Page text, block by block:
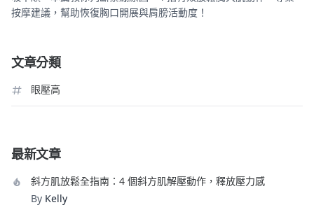
按摩建議，幫助恢復胸口開展與肩膀活動度！
文章分類
眼壓高
最新文章
斜方肌放鬆全指南：4 個斜方肌解壓動作，釋放壓力感
By Kelly